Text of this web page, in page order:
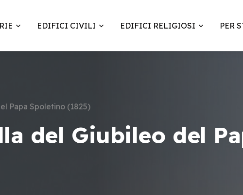
EDIFICI CIVILI EDIFICI RELIGIOSI PER
Papa Spoletino (1825)
del Giubileo del